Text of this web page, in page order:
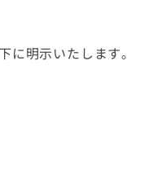
に明示いたします。